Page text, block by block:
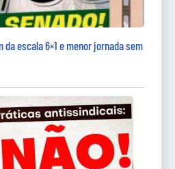
escala 6×1 e menor jornada sem